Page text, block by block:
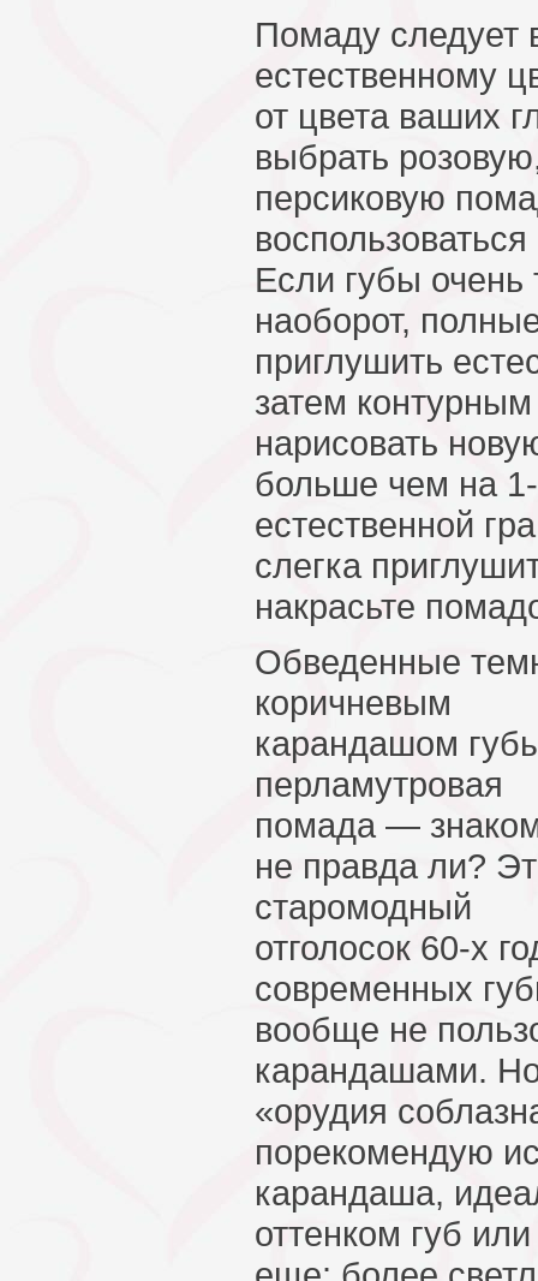
Помаду следует
естественному
от цвета ваших
выбрать
персиковую
Если губы очень
наоборот,
приглушить
затем
нарисовать
больше чем на
естественной
слегка
накрасьте
Обведенные
коричневым
карандашом
перламутровая
помада —
не правда ли?
старомодный
отголосок 60-х
современных
вообще не
карандашами.
«орудия
порекомендую
карандаша,
оттенком губ